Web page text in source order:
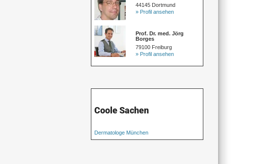
44145 Dortmund
» Profil ansehen
Prof. Dr. med. Jörg
Borges
79100 Freiburg
» Profil ansehen
Coole Sachen
Dermatologe München